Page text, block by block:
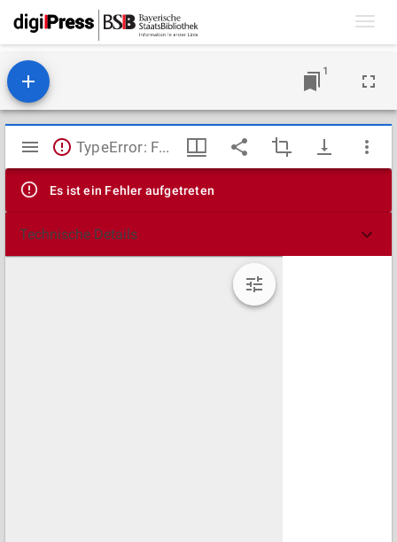
1
Mirador
Viewer
TypeError: Failed to fetch
Es ist ein Fehler aufgetreten
Technische Details